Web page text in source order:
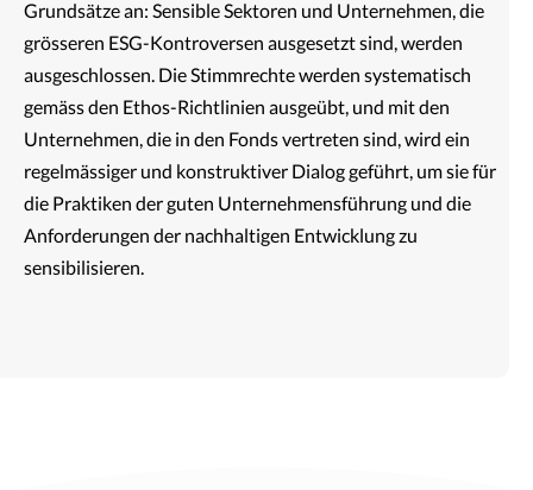
Grundsätze an: Sensible Sektoren und Unternehmen, die
grösseren ESG-Kontroversen ausgesetzt sind, werden
ausgeschlossen. Die Stimmrechte werden systematisch
gemäss den Ethos-Richtlinien ausgeübt, und mit den
Unternehmen, die in den Fonds vertreten sind, wird ein
regelmässiger und konstruktiver Dialog geführt, um sie für
die Praktiken der guten Unternehmensführung und die
Anforderungen der nachhaltigen Entwicklung zu
sensibilisieren.